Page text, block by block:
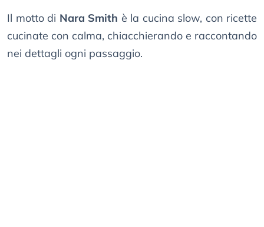
Il motto di Nara Smith è la cucina slow, con ricette
cucinate con calma, chiacchierando e raccontando
nei dettagli ogni passaggio.